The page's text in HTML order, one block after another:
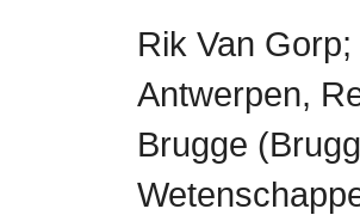
Rik Van
Antwerpen,
Brugge